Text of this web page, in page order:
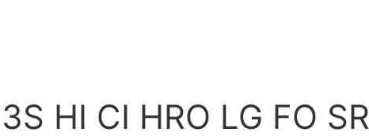
HI CI HRO LG FO SR